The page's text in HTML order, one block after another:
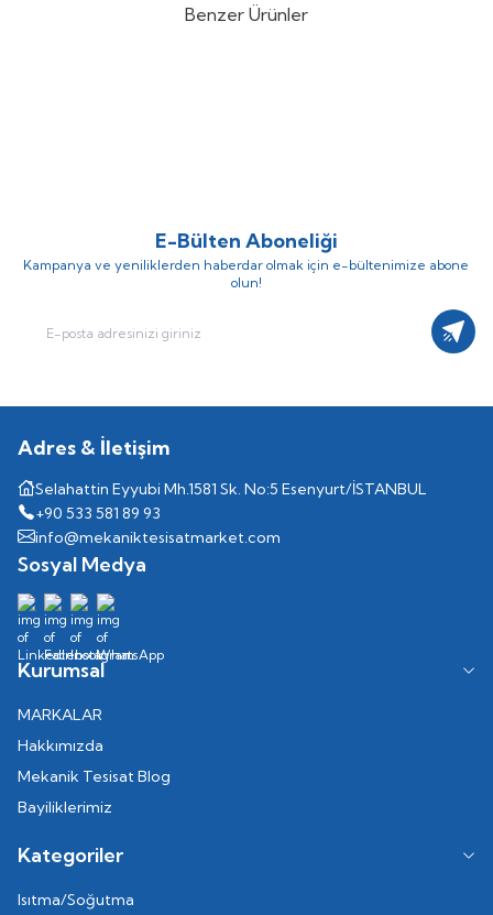
Benzer Ürünler
E-Bülten Aboneliği
Kampanya ve yeniliklerden haberdar olmak için e-bültenimize abone
olun!
Adres & İletişim
Selahattin Eyyubi Mh.1581 Sk. No:5 Esenyurt/İSTANBUL
+90 533 581 89 93
info@mekaniktesisatmarket.com
Sosyal Medya
Kurumsal
MARKALAR
Hakkımızda
Mekanik Tesisat Blog
Bayiliklerimiz
Kategoriler
Isıtma/Soğutma